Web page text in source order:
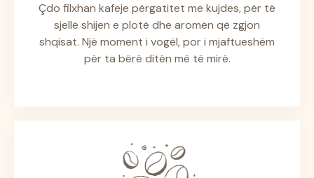
Çdo filxhan kafeje përgatitet me kujdes, për të
sjellë shijen e plotë dhe aromën që zgjon
shqisat. Një moment i vogël, por i mjaftueshëm
për ta bërë ditën më të mirë.